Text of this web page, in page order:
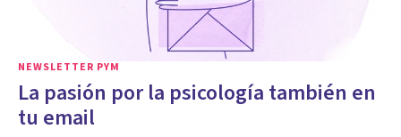
NEWSLETTER PYM
La pasión por la psicología también en
tu email